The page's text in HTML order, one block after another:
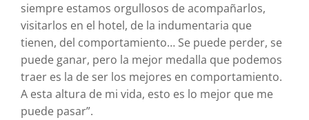
siempre estamos orgullosos de acompañarlos,
visitarlos en el hotel, de la indumentaria que
tienen, del comportamiento… Se puede perder, se
puede ganar, pero la mejor medalla que podemos
traer es la de ser los mejores en comportamiento.
A esta altura de mi vida, esto es lo mejor que me
puede pasar”.